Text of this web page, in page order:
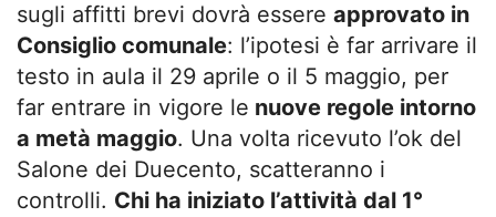
sugli affitti brevi dovrà essere approvato in
Consiglio comunale: l’ipotesi è far arrivare il
testo in aula il 29 aprile o il 5 maggio, per
far entrare in vigore le nuove regole intorno
a metà maggio. Una volta ricevuto l’ok del
Salone dei Duecento, scatteranno i
controlli. Chi ha iniziato l’attività dal 1°